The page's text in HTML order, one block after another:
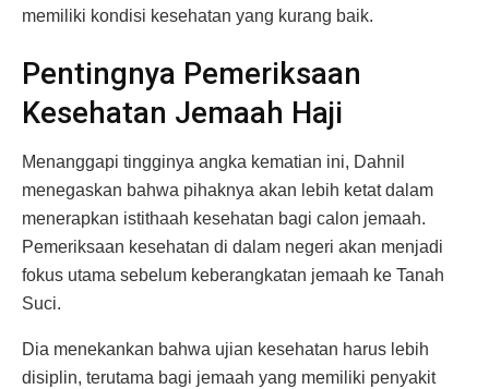
memiliki kondisi kesehatan yang kurang baik.
Pentingnya Pemeriksaan
Kesehatan Jemaah Haji
Menanggapi tingginya angka kematian ini, Dahnil
menegaskan bahwa pihaknya akan lebih ketat dalam
menerapkan istithaah kesehatan bagi calon jemaah.
Pemeriksaan kesehatan di dalam negeri akan menjadi
fokus utama sebelum keberangkatan jemaah ke Tanah
Suci.
Dia menekankan bahwa ujian kesehatan harus lebih
disiplin, terutama bagi jemaah yang memiliki penyakit